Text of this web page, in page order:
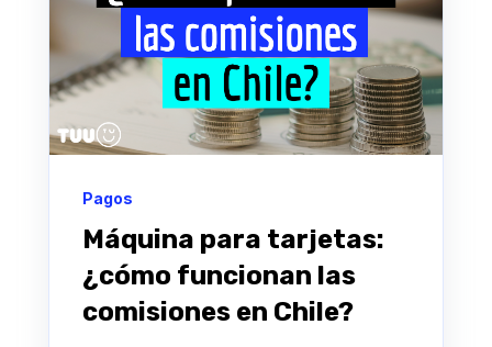
Pagos
Máquina para tarjetas:
¿cómo funcionan las
comisiones en Chile?